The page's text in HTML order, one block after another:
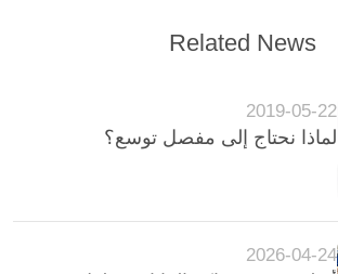
Related News
2019-05-22
لماذا نحتاج إلى مفصل توسع؟
2026-04-24